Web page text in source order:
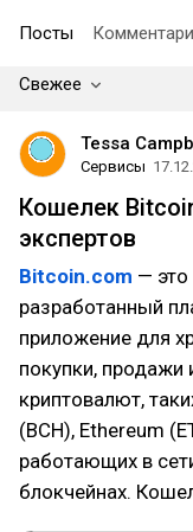
Посты
Свежее
Tessa
Сервисы
Кошелек
экспертов
Bitcoin.com —
разработанный
приложение для
покупки, продажи
криптовалют,
(BCH), Ethereum
работающих в
блокчейнах.